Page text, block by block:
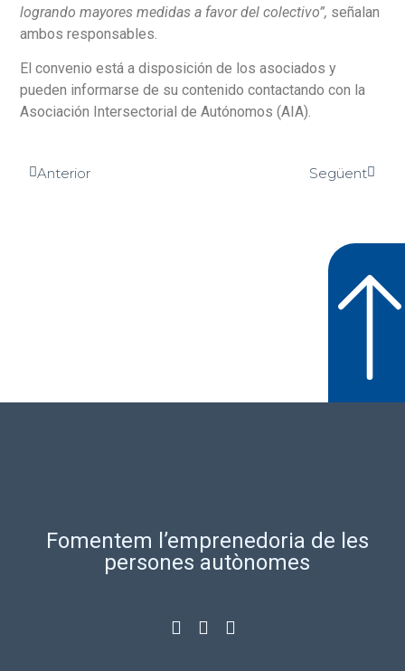
logrando mayores medidas a favor del colectivo”, señalan
ambos responsables.
El convenio está a disposición de los asociados y
pueden informarse de su contenido contactando con la
Asociación Intersectorial de Autónomos (AIA).
Anterior Següent
Fomentem l’emprenedoria de les
persones autònomes